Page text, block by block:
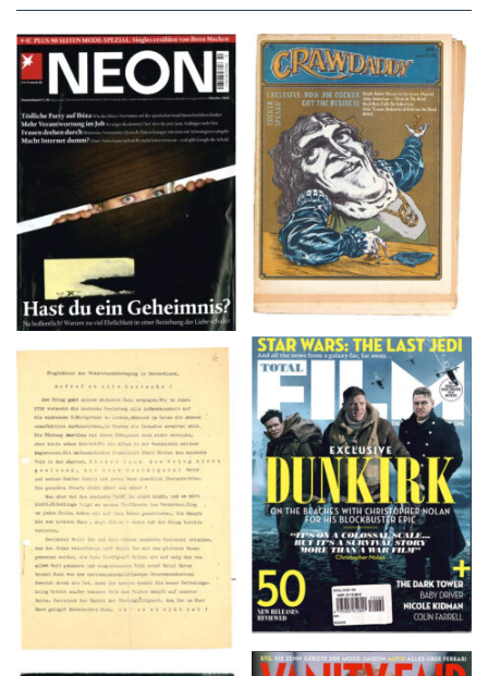
NEON – OKTOBER
2008
Crawdaddy – June/11/72
TOTAL FILM #260 –
SUMMER 2017
Flugblätter der Weissen
Rose – V, Januar 1943